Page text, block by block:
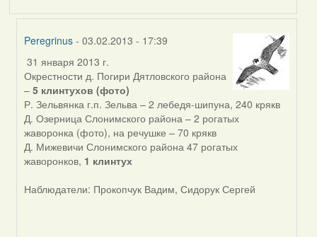
Peregrinus - 03.02.2013 - 17:39
In
reply
to
by
AV
31 января 2013 г.
Окрестности д. Погири Дятловского района
–5 клинтухов (фото)
Р. Зельвянка г.п. Зельва – 2 лебедя-шипуна, 240 крякв
Д. Озерница Слонимского района – 2 рогатых
жаворонка (фото), на речушке – 70 крякв
Д. Мижевичи Слонимского района 47 рогатых
жаворонков, 1 клинтух
Наблюдатели: Прокопчук Вадим, Сидорук Сергей